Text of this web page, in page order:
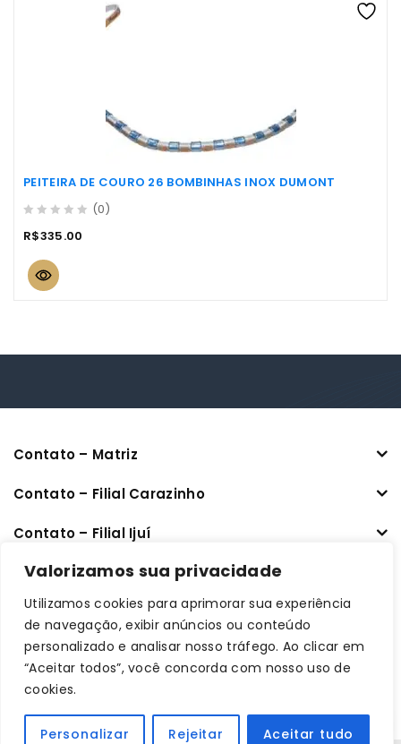
Valorizamos sua privacidade
Utilizamos cookies para aprimorar sua experiência
de navegação, exibir anúncios ou conteúdo
personalizado e analisar nosso tráfego. Ao clicar em
“Aceitar todos”, você concorda com nosso uso de
cookies.
Personalizar Rejeitar Aceitar tudo
PEITEIRA DE COURO 26 BOMBINHAS INOX DUMONT
out
5
(0)
R$335.00
Contato – Matriz
Contato – Filial Carazinho
Contato – Filial Ijuí
CNPJ: 33.470.401/0001-64
Links úteis
Informações
Minha conta